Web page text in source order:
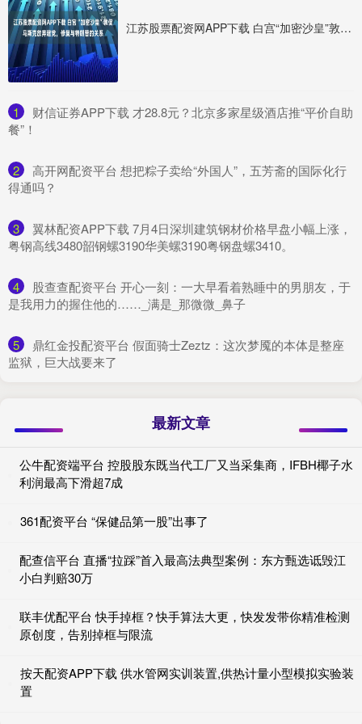
江苏股票配资网APP下载 白宫“加密沙皇”敦促马斯克放弃建党，修复与特朗普的关系
1
​财信证券APP下载 才28.8元？北京多家星级酒店推“平价自助
餐”！
2
​高开网配资平台 想把粽子卖给“外国人”，五芳斋的国际化行
得通吗？
3
​翼林配资APP下载 7月4日深圳建筑钢材价格早盘小幅上涨，
粤钢高线3480韶钢螺3190华美螺3190粤钢盘螺3410。
4
​股查查配资平台 开心一刻：一大早看着熟睡中的男朋友，于
是我用力的握住他的……_满是_那微微_鼻子
5
​鼎红金投配资平台 假面骑士Zeztz：这次梦魇的本体是整座
监狱，巨大战要来了
最新文章
公牛配资端平台 控股股东既当代工厂又当采集商，IFBH椰子水
利润最高下滑超7成
361配资平台 “保健品第一股”出事了
配查信平台 直播“拉踩”首入最高法典型案例：东方甄选诋毁江
小白判赔30万
联丰优配平台 快手掉框？快手算法大更，快发发带你精准检测
原创度，告别掉框与限流
按天配资APP下载 供水管网实训装置,供热计量小型模拟实验装
置